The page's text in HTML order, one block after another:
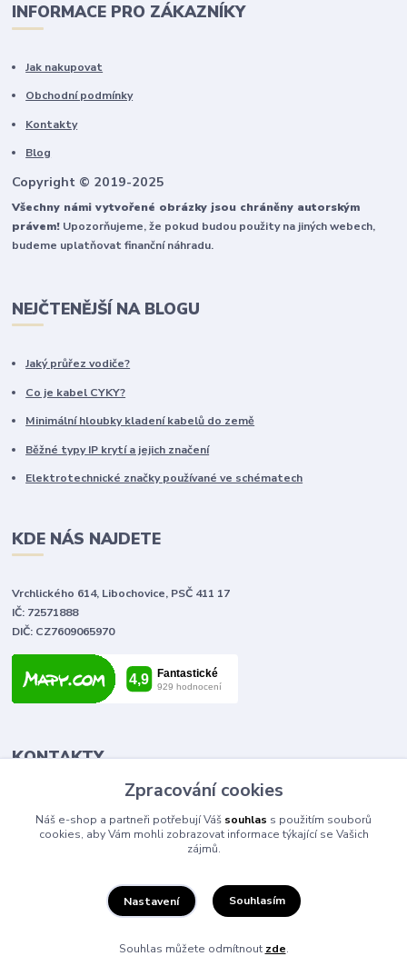
INFORMACE PRO ZÁKAZNÍKY
Jak nakupovat
Obchodní podmínky
Kontakty
Blog
Copyright © 2019-2025
Všechny námi vytvořené obrázky jsou chráněny autorským
právem! Upozorňujeme, že pokud budou použity na jiných webech,
budeme uplatňovat finanční náhradu.
NEJČTENĚJŠÍ NA BLOGU
Jaký průřez vodiče?
Co je kabel CYKY?
Minimální hloubky kladení kabelů do země
Běžné typy IP krytí a jejich značení
Elektrotechnické značky používané ve schématech
KDE NÁS NAJDETE
Vrchlického 614, Libochovice, PSČ 411 17
IČ: 72571888
DIČ: CZ7609065970
KONTAKTY
Tomáš Vlček
+420 702 090 443
volejte od 9,00 - 20,00 hod
info@elektromaterial.cz
Zpracování cookies
Náš e-shop a partneři potřebují Váš souhlas s použitím souborů
cookies, aby Vám mohli zobrazovat informace týkající se Vašich
zájmů.
Nastavení Souhlasím
Souhlas můžete odmítnout zde.